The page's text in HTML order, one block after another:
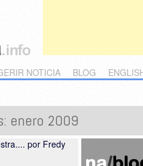
NOTICIA BLOG
enero 2009